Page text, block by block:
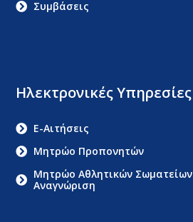
Ηλεκτρονικές Υπηρεσίες
E-Αιτήσεις
Μητρώο Προπονητών
Μητρώο Αθλητικών Σωματείων
Αναγνώριση
Συμβάσεις